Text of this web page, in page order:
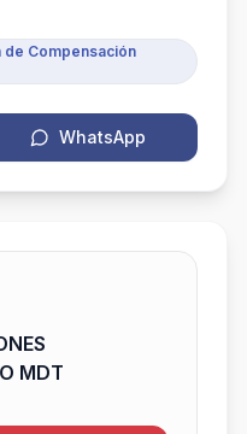
de Compensación
WhatsApp
MDT